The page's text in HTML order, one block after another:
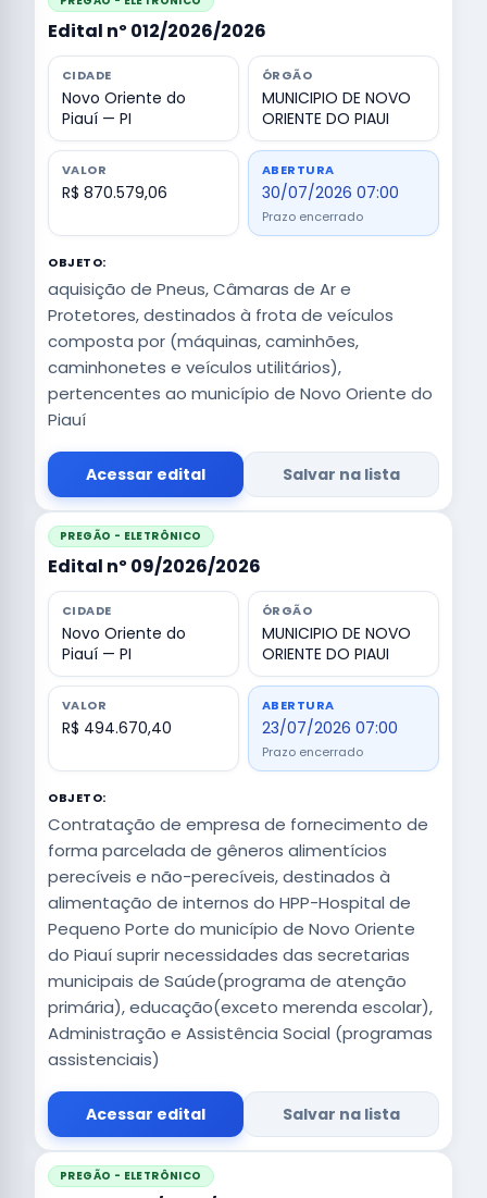
Edital nº 012/2026/2026
CIDADE
Novo Oriente do
Piauí — PI
ÓRGÃO
MUNICIPIO DE NOVO
ORIENTE DO PIAUI
VALOR
R$ 870.579,06
ABERTURA
30/07/2026 07:00
Prazo encerrado
OBJETO:
aquisição de Pneus, Câmaras de Ar e
Protetores, destinados à frota de veículos
composta por (máquinas, caminhões,
caminhonetes e veículos utilitários),
pertencentes ao município de Novo Oriente do
Piauí
Acessar edital Salvar na lista
PREGÃO - ELETRÔNICO
Edital nº 09/2026/2026
CIDADE
Novo Oriente do
Piauí — PI
ÓRGÃO
MUNICIPIO DE NOVO
ORIENTE DO PIAUI
VALOR
R$ 494.670,40
ABERTURA
23/07/2026 07:00
Prazo encerrado
OBJETO:
Contratação de empresa de fornecimento de
forma parcelada de gêneros alimentícios
perecíveis e não-perecíveis, destinados à
alimentação de internos do HPP-Hospital de
Pequeno Porte do município de Novo Oriente
do Piauí suprir necessidades das secretarias
municipais de Saúde(programa de atenção
primária), educação(exceto merenda escolar),
Administração e Assistência Social (programas
assistenciais)
Acessar edital Salvar na lista
PREGÃO - ELETRÔNICO